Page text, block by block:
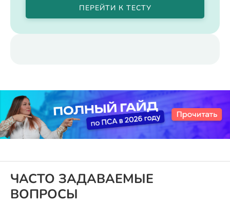
ПЕРЕЙТИ К ТЕСТУ
ЧАСТО ЗАДАВАЕМЫЕ
ВОПРОСЫ